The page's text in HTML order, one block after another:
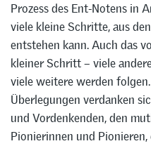
Prozess des Ent-Notens in
viele kleine Schritte, aus
entstehen kann. Auch das
kleiner Schritt – viele
viele weitere werden
Überlegungen verdanken
und Vordenkenden, den
Pionierinnen und